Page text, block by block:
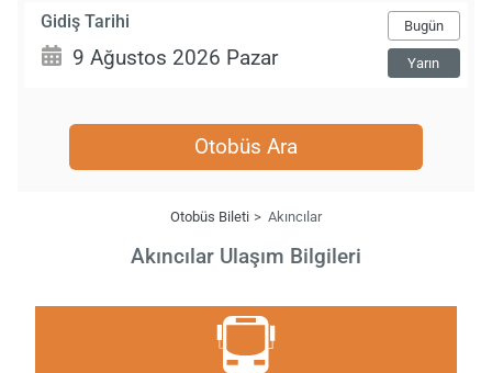
Gidiş Tarihi Bugün
Yarın
Otobüs Ara
Otobüs Bileti Akıncılar
Akıncılar Ulaşım Bilgileri